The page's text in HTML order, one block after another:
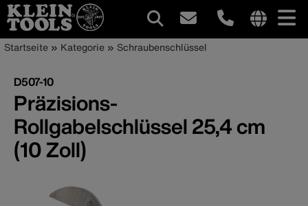
Direkt
Inhalt
Hauptnavigation
Pfadnavigation
Startseite Kategorie Schraubenschlüssel
D507-10
Präzisions-
Rollgabelschlüssel 25,4 cm
(10 Zoll)